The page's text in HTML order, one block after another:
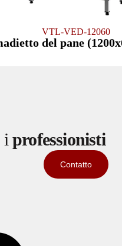
VTL-VED-12060
del pane
iprofessionisti
Contatto